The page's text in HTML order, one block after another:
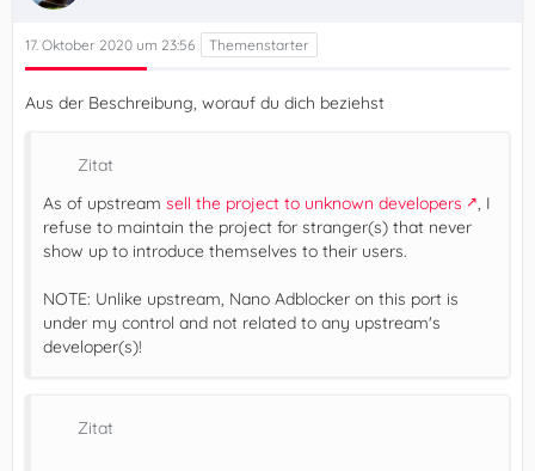
17. Oktober 2020 um 23:56
Aus der Beschreibung, worauf du dich beziehst
Zitat
As of upstream sell the project to unknown developers
, I
refuse to maintain the project for stranger(s) that never
show up to introduce themselves to their users.
NOTE: Unlike upstream, Nano Adblocker on this port is
under my control and not related to any upstream's
developer(s)!
Zitat